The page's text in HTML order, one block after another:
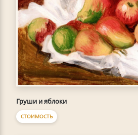
Груши и яблоки
СТОИМОСТЬ